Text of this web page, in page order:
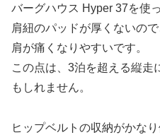
バーグハウス Hyper 37を使
肩紐のパッドが厚くないの
肩が痛くなりやすいです。
この点は、3泊を超える縦走
もしれません。
ヒップベルトの収納がかなり